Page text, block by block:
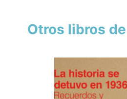
Otros libros de